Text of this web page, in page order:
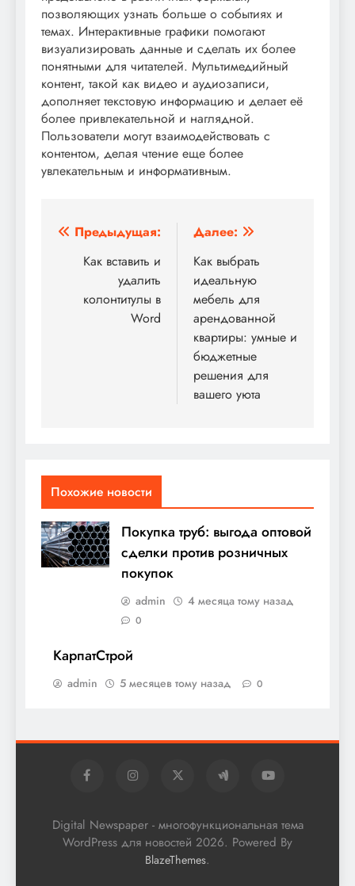
позволяющих узнать больше о событиях и
темах. Интерактивные графики помогают
визуализировать данные и сделать их более
понятными для читателей. Мультимедийный
контент, такой как видео и аудиозаписи,
дополняет текстовую информацию и делает её
более привлекательной и наглядной.
Пользователи могут взаимодействовать с
контентом, делая чтение еще более
увлекательным и информативным.
Навигация
записям
Предыдущая:
Как вставить и
удалить
колонтитулы в
Word
Далее:
Как выбрать
идеальную
мебель для
арендованной
квартиры: умные и
бюджетные
решения для
вашего уюта
Похожие новости
Покупка труб: выгода оптовой
сделки против розничных
покупок
admin 4 месяца тому назад
0
КарпатСтрой
admin 5 месяцев тому назад 0
Digital Newspaper - многофункциональная тема
WordPress для новостей 2026. Powered By
BlazeThemes.